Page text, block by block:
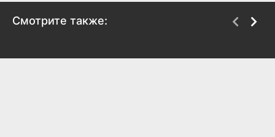
Смотрите также: